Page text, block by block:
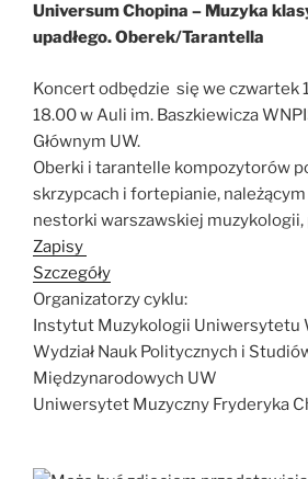
Universum Chopina – Muzyka
upadłego. Oberek/Tarantella
Koncert odbędzie się we czwartek
18.00 w Auli im. Baszkiewicza
Głównym UW.
Oberki i tarantelle kompozytorów
skrzypcach i fortepianie,
nestorki warszawskiej muzykologii,
Zapisy
Szczegóły
Organizatorzy cyklu:
Instytut Muzykologii Uniwersytetu
Wydział Nauk Politycznych i
Międzynarodowych UW
Uniwersytet Muzyczny Fryderyka